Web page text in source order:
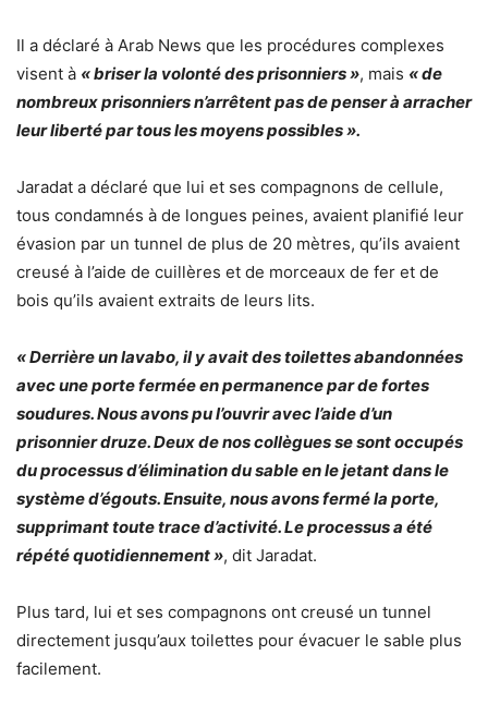
Il a déclaré à Arab News que les procédures complexes
visent à « briser la volonté des prisonniers », mais « de
nombreux prisonniers n’arrêtent pas de penser à arracher
leur liberté par tous les moyens possibles ».
Jaradat a déclaré que lui et ses compagnons de cellule,
tous condamnés à de longues peines, avaient planifié leur
évasion par un tunnel de plus de 20 mètres, qu’ils avaient
creusé à l’aide de cuillères et de morceaux de fer et de
bois qu’ils avaient extraits de leurs lits.
« Derrière un lavabo, il y avait des toilettes abandonnées
avec une porte fermée en permanence par de fortes
soudures. Nous avons pu l’ouvrir avec l’aide d’un
prisonnier druze. Deux de nos collègues se sont occupés
du processus d’élimination du sable en le jetant dans le
système d’égouts. Ensuite, nous avons fermé la porte,
supprimant toute trace d’activité. Le processus a été
répété quotidiennement », dit Jaradat.
Plus tard, lui et ses compagnons ont creusé un tunnel
directement jusqu’aux toilettes pour évacuer le sable plus
facilement.